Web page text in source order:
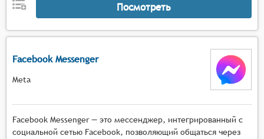
Посмотреть
Facebook Messenger
Meta
Facebook Messenger — это мессенджер, интегрированный с
социальной сетью Facebook, позволяющий общаться через